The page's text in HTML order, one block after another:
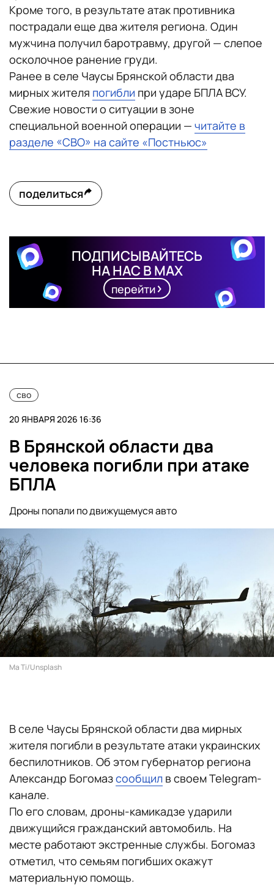
Кроме того, в результате атак противника
пострадали еще два жителя региона. Один
мужчина получил баротравму, другой — слепое
осколочное ранение груди.
Ранее в селе Чаусы Брянской области два
мирных жителя погибли при ударе БПЛА ВСУ.
Свежие новости о ситуации в зоне
специальной военной операции — читайте в
разделе «СВО» на сайте «Постньюс»
поделиться
ПОДПИСЫВАЙТЕСЬ
НА НАС В MAX
перейти
сво
20 ЯНВАРЯ 2026 16:36
В Брянской области два
человека погибли при атаке
БПЛА
Дроны попали по движущемуся авто
Ma Ti/Unsplash
В селе Чаусы Брянской области два мирных
жителя погибли в результате атаки украинских
беспилотников. Об этом губернатор региона
Александр Богомазсообщил в своем Telegram-
канале.
По его словам, дроны-камикадзе ударили
движущийся гражданский автомобиль. На
месте работают экстренные службы. Богомаз
отметил, что семьям погибших окажут
материальную помощь.